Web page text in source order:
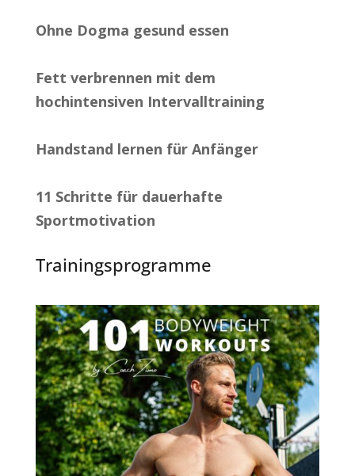
Ohne Dogma gesund essen
Fett verbrennen mit dem
hochintensiven Intervalltraining
Handstand lernen für Anfänger
11 Schritte für dauerhafte
Sportmotivation
Trainingsprogramme